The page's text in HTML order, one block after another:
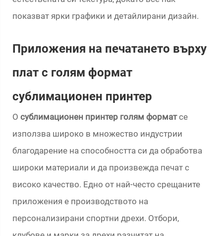
показват ярки графики и детайлирани дизайн.
Приложения на печатането върху
плат с голям формат
сублимационен принтер
О сублимационен принтер голям форматсе
използва широко в множество индустрии
благодарение на способността си да обработва
широки материали и да произвежда печат с
високо качество. Едно от най-често срещаните
приложения е производството на
персонализирани спортни дрехи. Отбори,